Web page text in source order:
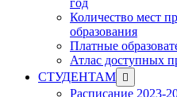
год
Количество мест
образования
Платные
Атлас доступных
СТУДЕНТАМ Show
sub
Расписание 2023-